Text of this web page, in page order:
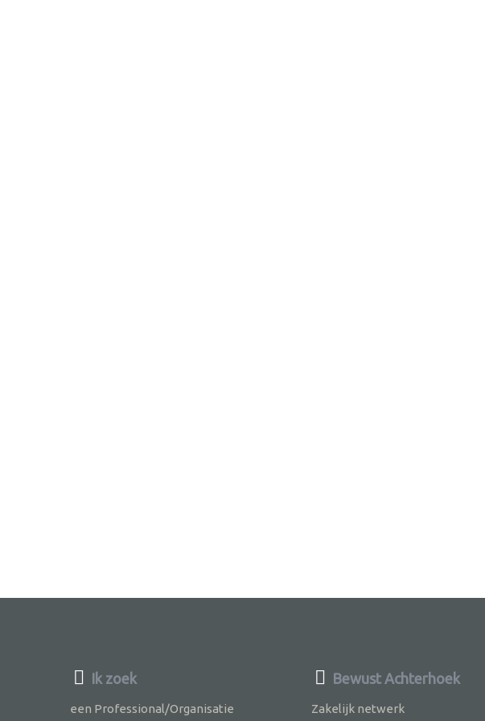
Ik zoek
een Professional/Organisatie
Bewust Achterhoek
Zakelijk netwerk